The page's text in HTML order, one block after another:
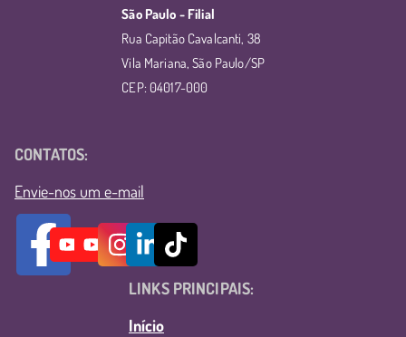
São Paulo - Filial
Rua Capitão Cavalcanti, 38
Vila Mariana, São Paulo/SP
CEP: 04017-000
CONTATOS:
Envie-nos um e-mail
LINKS PRINCIPAIS:
Início